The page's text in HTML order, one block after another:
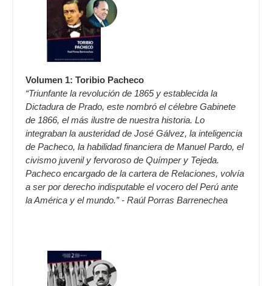
Volumen 1: Toribio Pacheco
“Triunfante la revolución de 1865 y establecida la
Dictadura de Prado, este nombró el célebre Gabinete
de 1866, el más ilustre de nuestra historia. Lo
integraban la austeridad de José Gálvez, la inteligencia
de Pacheco, la habilidad financiera de Manuel Pardo, el
civismo juvenil y fervoroso de Químper y Tejeda.
Pacheco encargado de la cartera de Relaciones, volvía
a ser por derecho indisputable el vocero del Perú ante
la América y el mundo.” - Raúl Porras Barrenechea